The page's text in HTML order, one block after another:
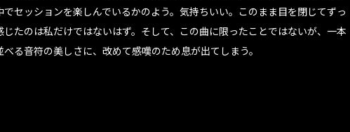
セッションを楽しんでいるかのよう。気持ちいい。このまま目を閉じてずっ
たのは私だけではないはず。そして、この曲に限ったことではないが、一本
る音符の美しさに、改めて感嘆のため息が出てしまう。